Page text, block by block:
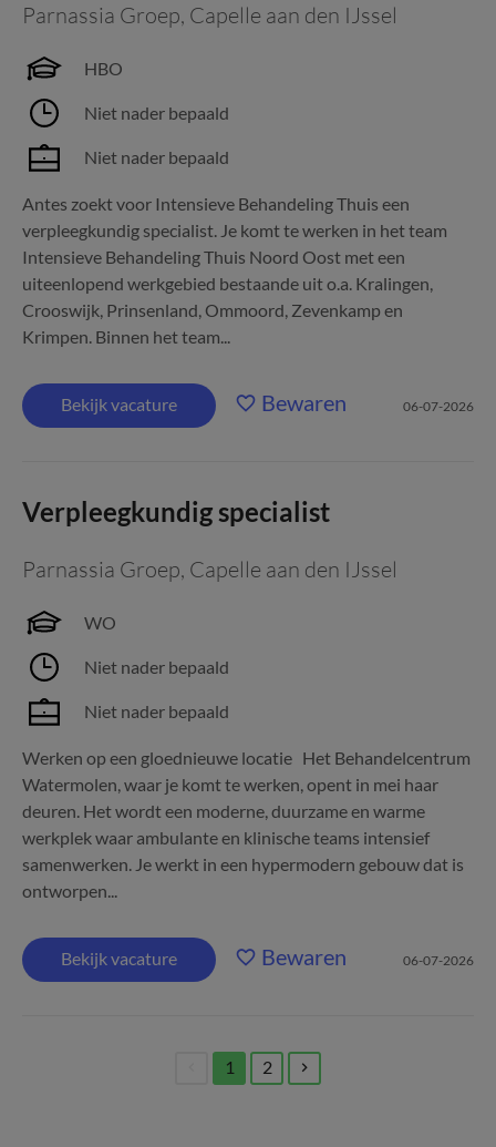
Parnassia Groep, Capelle aan den IJssel
HBO
Niet nader bepaald
Niet nader bepaald
Antes zoekt voor Intensieve Behandeling Thuis een
verpleegkundig specialist. Je komt te werken in het team
Intensieve Behandeling Thuis Noord Oost met een
uiteenlopend werkgebied bestaande uit o.a. Kralingen,
Crooswijk, Prinsenland, Ommoord, Zevenkamp en
Krimpen. Binnen het team...
Bekijk vacature Bewaren 06-07-2026
Verpleegkundig specialist
Parnassia Groep, Capelle aan den IJssel
WO
Niet nader bepaald
Niet nader bepaald
Werken op een gloednieuwe locatie Het Behandelcentrum
Watermolen, waar je komt te werken, opent in mei haar
deuren. Het wordt een moderne, duurzame en warme
werkplek waar ambulante en klinische teams intensief
samenwerken. Je werkt in een hypermodern gebouw dat is
ontworpen...
Bekijk vacature Bewaren 06-07-2026
1
(current)
2